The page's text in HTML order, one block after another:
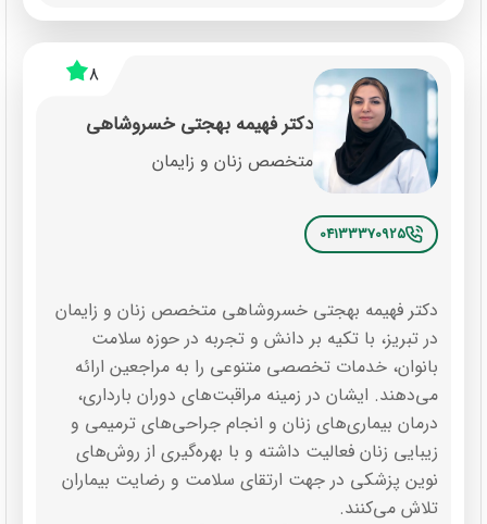
8
دکتر فهیمه بهجتی خسروشاهی
متخصص زنان و زایمان
04133370925
دکتر فهیمه بهجتی خسروشاهی متخصص زنان و زایمان
در تبریز، با تکیه بر دانش و تجربه در حوزه سلامت
بانوان، خدمات تخصصی متنوعی را به مراجعین ارائه
می‌دهند. ایشان در زمینه مراقبت‌های دوران بارداری،
درمان بیماری‌های زنان و انجام جراحی‌های ترمیمی و
زیبایی زنان فعالیت داشته و با بهره‌گیری از روش‌های
نوین پزشکی در جهت ارتقای سلامت و رضایت بیماران
تلاش می‌کنند.